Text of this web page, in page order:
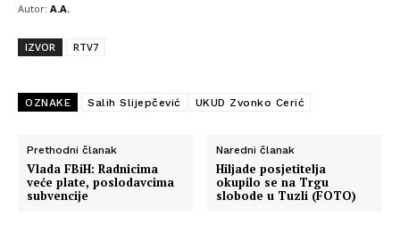
Autor: A.A.
IZVOR RTV7
OZNAKE Salih Slijepčević UKUD Zvonko Cerić
Prethodni članak
Vlada FBiH: Radnicima
veće plate, poslodavcima
subvencije
Naredni članak
Hiljade posjetitelja
okupilo se na Trgu
slobode u Tuzli (FOTO)